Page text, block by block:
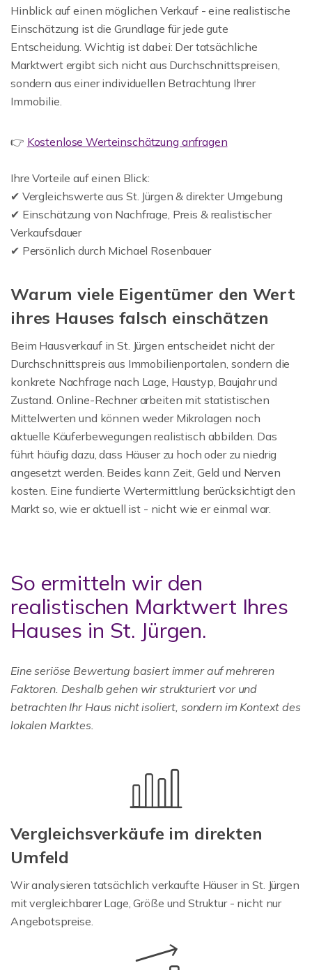
Hinblick auf einen möglichen Verkauf - eine realistische
Einschätzung ist die Grundlage für jede gute
Entscheidung. Wichtig ist dabei: Der tatsächliche
Marktwert ergibt sich nicht aus Durchschnittspreisen,
sondern aus einer individuellen Betrachtung Ihrer
Immobilie.
👉 Kostenlose Werteinschätzung anfragen
Ihre Vorteile auf einen Blick:
✔ Vergleichswerte aus St. Jürgen & direkter Umgebung
✔ Einschätzung von Nachfrage, Preis & realistischer
Verkaufsdauer
✔ Persönlich durch Michael Rosenbauer
Warum viele Eigentümer den Wert
ihres Hauses falsch einschätzen
Beim Hausverkauf in St. Jürgen entscheidet nicht der
Durchschnittspreis aus Immobilienportalen, sondern die
konkrete Nachfrage nach Lage, Haustyp, Baujahr und
Zustand. Online-Rechner arbeiten mit statistischen
Mittelwerten und können weder Mikrolagen noch
aktuelle Käuferbewegungen realistisch abbilden. Das
führt häufig dazu, dass Häuser zu hoch oder zu niedrig
angesetzt werden. Beides kann Zeit, Geld und Nerven
kosten. Eine fundierte Wertermittlung berücksichtigt den
Markt so, wie er aktuell ist - nicht wie er einmal war.
So ermitteln wir den
realistischen Marktwert Ihres
Hauses in St. Jürgen.
Eine seriöse Bewertung basiert immer auf mehreren
Faktoren. Deshalb gehen wir strukturiert vor und
betrachten Ihr Haus nicht isoliert, sondern im Kontext des
lokalen Marktes.
Vergleichsverkäufe im direkten
Umfeld
Wir analysieren tatsächlich verkaufte Häuser in St. Jürgen
mit vergleichbarer Lage, Größe und Struktur - nicht nur
Angebotspreise.